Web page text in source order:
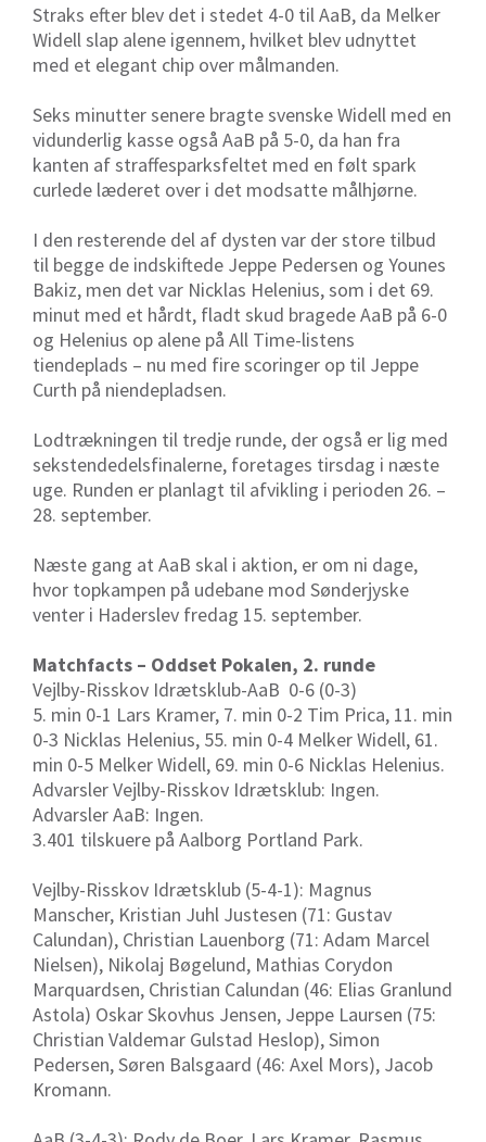
Straks efter blev det i stedet 4-0 til AaB, da Melker
Widell slap alene igennem, hvilket blev udnyttet
med et elegant chip over målmanden.
Seks minutter senere bragte svenske Widell med en
vidunderlig kasse også AaB på 5-0, da han fra
kanten af straffesparksfeltet med en følt spark
curlede læderet over i det modsatte målhjørne.
I den resterende del af dysten var der store tilbud
til begge de indskiftede Jeppe Pedersen og Younes
Bakiz, men det var Nicklas Helenius, som i det 69.
minut med et hårdt, fladt skud bragede AaB på 6-0
og Helenius op alene på All Time-listens
tiendeplads – nu med fire scoringer op til Jeppe
Curth på niendepladsen.
Lodtrækningen til tredje runde, der også er lig med
sekstendedelsfinalerne, foretages tirsdag i næste
uge. Runden er planlagt til afvikling i perioden 26. –
28. september.
Næste gang at AaB skal i aktion, er om ni dage,
hvor topkampen på udebane mod Sønderjyske
venter i Haderslev fredag 15. september.
Matchfacts – Oddset Pokalen, 2. runde
Vejlby-Risskov Idrætsklub-AaB 0-6 (0-3)
5. min 0-1 Lars Kramer, 7. min 0-2 Tim Prica, 11. min
0-3 Nicklas Helenius, 55. min 0-4 Melker Widell, 61.
min 0-5 Melker Widell, 69. min 0-6 Nicklas Helenius.
Advarsler Vejlby-Risskov Idrætsklub: Ingen.
Advarsler AaB: Ingen.
3.401 tilskuere på Aalborg Portland Park.
Vejlby-Risskov Idrætsklub (5-4-1): Magnus
Manscher, Kristian Juhl Justesen (71: Gustav
Calundan), Christian Lauenborg (71: Adam Marcel
Nielsen), Nikolaj Bøgelund, Mathias Corydon
Marquardsen, Christian Calundan (46: Elias Granlund
Astola) Oskar Skovhus Jensen, Jeppe Laursen (75:
Christian Valdemar Gulstad Heslop), Simon
Pedersen, Søren Balsgaard (46: Axel Mors), Jacob
Kromann.